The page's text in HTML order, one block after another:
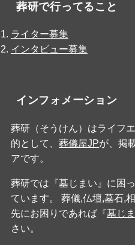
葬研で行ってること
ライター募集
インタビュー募集
インフォメーション
葬研（そうけん）はライフ
的として、 葬儀屋JPが、掲
アです。
葬研では『墓じまい』に困
ています。 葬儀,仏壇,墓石,
先にお困りであれば『墓じ
さい。